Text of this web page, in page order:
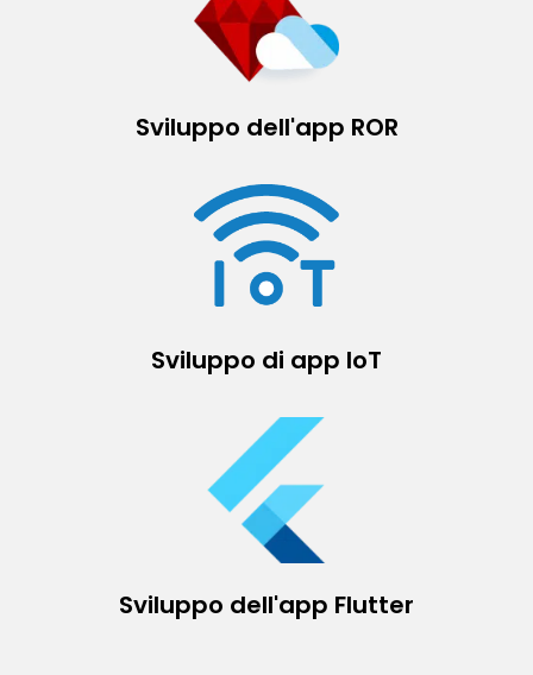
Sviluppo dell'app ROR
Sviluppo di app IoT
Sviluppo dell'app Flutter